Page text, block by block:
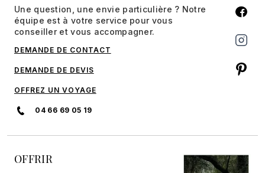
Une question, une envie particulière ? Notre
équipe est à votre service pour vous
conseiller et vous accompagner.
DEMANDE DE CONTACT
DEMANDE DE DEVIS
OFFREZ UN VOYAGE
04 66 69 05 19
OFFRIR